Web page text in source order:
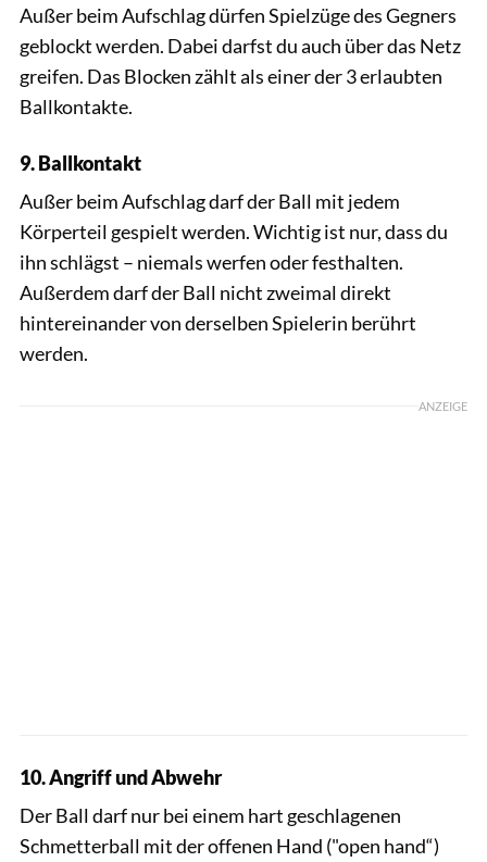
Außer beim Aufschlag dürfen Spielzüge des Gegners
geblockt werden. Dabei darfst du auch über das Netz
greifen. Das Blocken zählt als einer der 3 erlaubten
Ballkontakte.
9. Ballkontakt
Außer beim Aufschlag darf der Ball mit jedem
Körperteil gespielt werden. Wichtig ist nur, dass du
ihn schlägst – niemals werfen oder festhalten.
Außerdem darf der Ball nicht zweimal direkt
hintereinander von derselben Spielerin berührt
werden.
ANZEIGE
10. Angriff und Abwehr
Der Ball darf nur bei einem hart geschlagenen
Schmetterball mit der offenen Hand ("open hand“)